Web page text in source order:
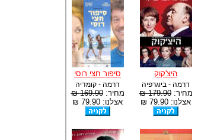
היצ'קוק
דרמה - ביוגרפיה
מחיר:179.90 ₪
אצלנו: 79.90 ₪
סיפור חצי רוסי
דרמה - קומדיה
מחיר:169.90 ₪
אצלנו: 79.90 ₪